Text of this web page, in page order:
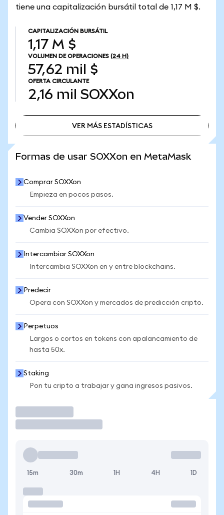
tiene una capitalización bursátil total de 1,17 M $.
CAPITALIZACIÓN BURSÁTIL
1,17 M $
VOLUMEN DE OPERACIONES (24 H)
57,62 mil $
OFERTA CIRCULANTE
2,16 mil SOXXon
VER MÁS ESTADÍSTICAS
Formas de usar SOXXon en MetaMask
Comprar SOXXon
Empieza en pocos pasos.
Vender SOXXon
Cambia SOXXon por efectivo.
Intercambiar SOXXon
Intercambia SOXXon en y entre blockchains.
Predecir
Opera con SOXXon y mercados de predicción cripto.
Perpetuos
Largos o cortos en tokens con apalancamiento de
hasta 50x.
Staking
Pon tu cripto a trabajar y gana ingresos pasivos.
15m 30m 1H 4H 1D